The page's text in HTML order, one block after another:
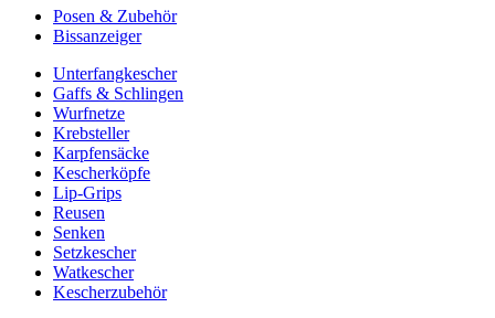
Posen & Zubehör
Bissanzeiger
Unterfangkescher
Gaffs & Schlingen
Wurfnetze
Krebsteller
Karpfensäcke
Kescherköpfe
Lip-Grips
Reusen
Senken
Setzkescher
Watkescher
Kescherzubehör